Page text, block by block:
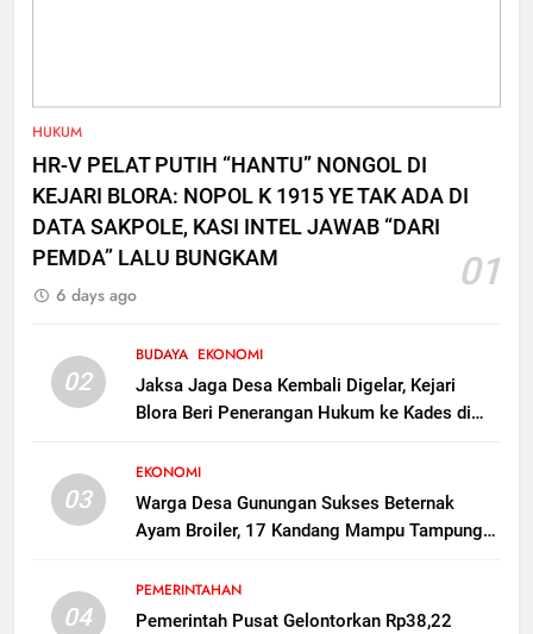
8
Gerebek Oplosan LPG di
Kunduran Blora, 806 Tabung
Disita tapi Belum Ada Tersangka
HUKUM
HR-V PELAT PUTIH “HANTU” NONGOL DI
KEJARI BLORA: NOPOL K 1915 YE TAK ADA DI
DATA SAKPOLE, KASI INTEL JAWAB “DARI
PEMDA” LALU BUNGKAM
01
6 days ago
02
BUDAYA EKONOMI
Jaksa Jaga Desa Kembali Digelar, Kejari
Blora Beri Penerangan Hukum ke Kades di
03
EKONOMI
Warga Desa Gunungan Sukses Beternak
Ayam Broiler, 17 Kandang Mampu Tampung
04
PEMERINTAHAN
Pemerintah Pusat Gelontorkan Rp38,22